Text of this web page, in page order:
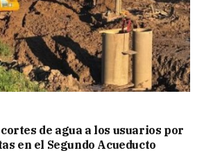
de agua a los usuarios por
en el Segundo Acueducto